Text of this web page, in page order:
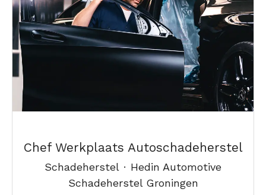
Chef Werkplaats Autoschadeherstel
Schadeherstel · Hedin Automotive
Schadeherstel Groningen